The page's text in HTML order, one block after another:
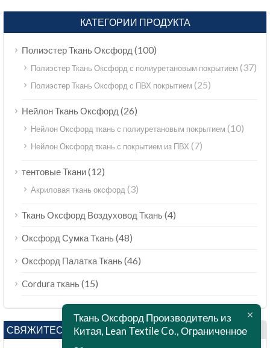
КАТЕГОРИИ ПРОДУКТА
Полиэстер Ткань Оксфорд (100)
Полиэстер Ткань Оксфорд с полиуретановым покрытием (37)
Полиэстер Ткань Оксфорд с ПВХ покрытием (25)
Нейлон Ткань Оксфорд (26)
Нейлон Оксфорд ткань с полиуретановым покрытием (10)
Нейлон Оксфорд ткань с покрытием из ПВХ (7)
тентовые Ткани(12)
Акриловая ткань оксфорд (3)
Ткань Оксфорд Воздуховод Ткань(4)
Оксфорд Сумка Ткань(48)
Оксфорд Палатка Ткань(46)
Cordura ткань(15)
СВЯЖИТЕСЬ С НАМИ
Ткань Оксфорд Производитель из
Китая, Lean Textile Co., Ограниченное